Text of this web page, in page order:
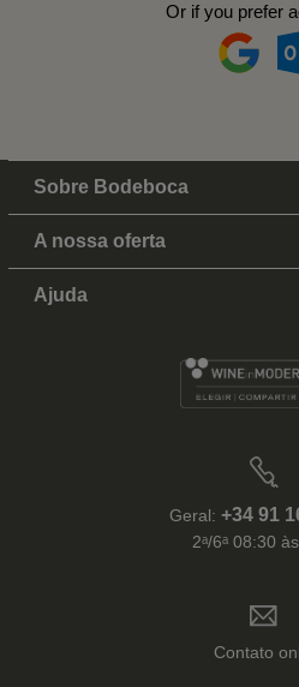
Or if you prefer
Sobre Bodeboca
A nossa oferta
Ajuda
Geral: +34 91
2ᵃ/6ᵃ 08:30
Contato